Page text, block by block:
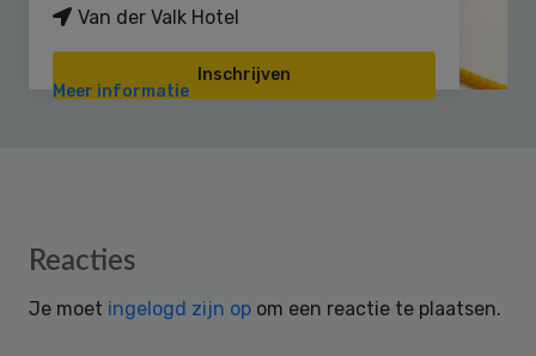
Van der Valk Hotel
Inschrijven
Meer informatie
Reader
Reacties
Je moet ingelogd zijn op om een reactie te plaatsen.